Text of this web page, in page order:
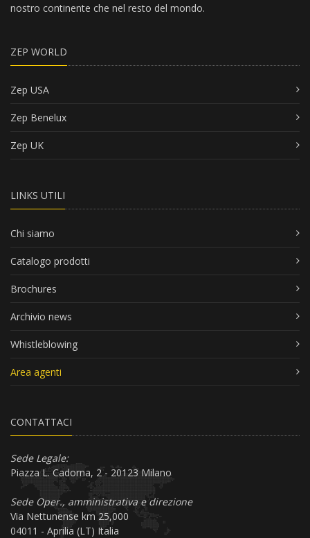
nostro continente che nel resto del mondo.
ZEP WORLD
Zep USA
Zep Benelux
Zep UK
LINKS UTILI
Chi siamo
Catalogo prodotti
Brochures
Archivio news
Whistleblowing
Area agenti
CONTATTACI
Sede Legale:
Piazza L. Cadorna, 2 - 20123 Milano
Sede Oper., amministrativa e direzione
Via Nettunense km 25,000
04011 - Aprilia (LT) Italia